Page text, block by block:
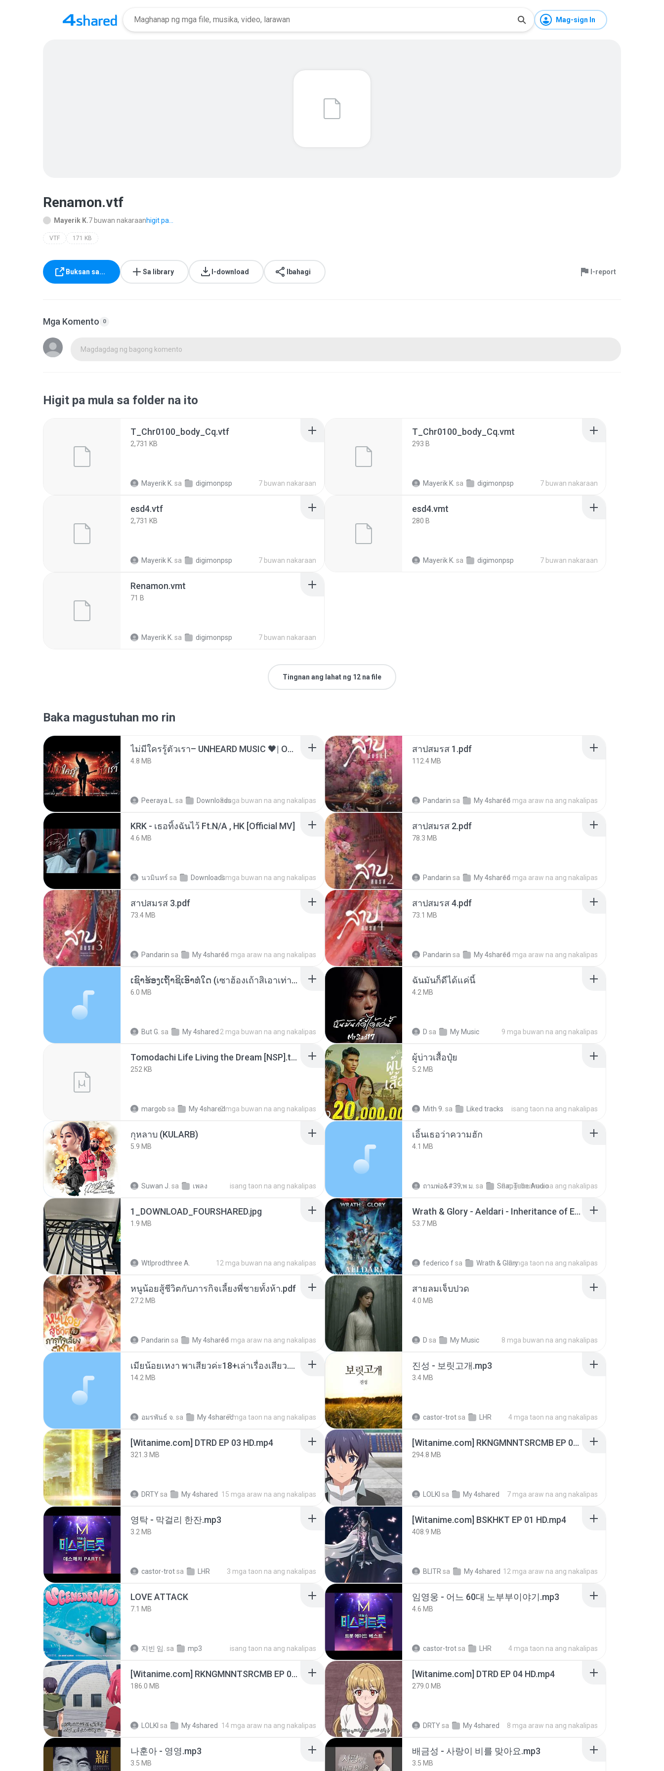
Mag-sign In
Renamon.vtf
Mayerik K.7 buwan nakaraanhigit pa...
VTF 171 KB
Buksan sa... Sa library I-download Ibahagi I-report
Mga Komento 0
Magdagdag ng bagong komento
Higit pa mula sa folder na ito
T_Chr0100_body_Cq.vtf
2,731 KB
Mayerik K. sa digimonpsp 7 buwan nakaraan
T_Chr0100_body_Cq.vmt
293 B
Mayerik K. sa digimonpsp 7 buwan nakaraan
esd4.vtf
2,731 KB
Mayerik K. sa digimonpsp 7 buwan nakaraan
esd4.vmt
280 B
Mayerik K. sa digimonpsp 7 buwan nakaraan
Renamon.vmt
71 B
Mayerik K. sa digimonpsp 7 buwan nakaraan
Tingnan ang lahat ng 12 na file
Baka magustuhan mo rin
ไม่มีใครรู้ตัวเรา– UNHEARD MUSIC 🖤| Official Lyric Video | เพลงสู้ชีวิต
4.8 MB
Peeraya L. sa Downloads3 mga buwan na ang nakalipas
สาปสมรส 1.pdf
112.4 MB
Pandarin sa My 4shared16 mga araw na ang nakalipas
KRK - เธอทิ้งฉันไว้ Ft.N/A , HK [Official MV]
4.6 MB
นวมินทร์ sa Downloads8 mga buwan na ang nakalipas
สาปสมรส 2.pdf
78.3 MB
Pandarin sa My 4shared16 mga araw na ang nakalipas
สาปสมรส 3.pdf
73.4 MB
Pandarin sa My 4shared16 mga araw na ang nakalipas
สาปสมรส 4.pdf
73.1 MB
Pandarin sa My 4shared16 mga araw na ang nakalipas
ເຊົາຮ້ອງເຖົ້າຊິເອົາທໍ່ໃດ (เซาฮ้องเถ้าสิเอาเท่าใด) ບຸນເກີດ ຫນູຫ່ວງ ft. ໂສພາ ຈຸນທະລາ
6.0 MB
But G. sa My 4shared 2 mga buwan na ang nakalipas
ฉันมันก็ดีได้แค่นี้
4.2 MB
D sa My Music 9 mga buwan na ang nakalipas
Tomodachi Life Living the Dream [NSP].torrent
252 KB
margob sa My 4shared2 mga buwan na ang nakalipas
ผู้บ่าวเสื้อปุ๋ย
5.2 MB
Mith 9. sa Liked tracks isang taon na ang nakalipas
กุหลาบ (KULARB)
5.9 MB
Suwan J. sa เพลง isang taon na ang nakalipas
เอิ้นเธอว่าความฮัก
4.1 MB
ถามพ่อ&#39;พ ม. sa SnapTube Audio
2 mga buwan na ang nakalipas
1_DOWNLOAD_FOURSHARED.jpg
1.9 MB
Wtlprodthree A. 12 mga buwan na ang nakalipas
Wrath & Glory - Aeldari - Inheritance of Embers.pdf
53.7 MB
federico fsa Wrath & Glory2 mga taon na ang nakalipas
หนูน้อยสู้ชีวิตกับภารกิจเลี้ยงพี่ชายทั้งห้า.pdf
27.2 MB
Pandarin sa My 4shared16 mga araw na ang nakalipas
สายลมเจ็บปวด
4.0 MB
D sa My Music 8 mga buwan na ang nakalipas
เมียน้อยเหงา พาเสียวค่ะ18+เล่าเรื่องเสียว.mp3
14.2 MB
อมรพันธ์ จ. sa My 4shared7 mga taon na ang nakalipas
진성 - 보릿고개.mp3
3.4 MB
castor-trotsa LHR 4 mga taon na ang nakalipas
[Witanime.com] DTRD EP 03 HD.mp4
321.3 MB
DRTYsa My 4shared 15 mga araw na ang nakalipas
[Witanime.com] RKNGMNNTSRCMB EP 06 HD.mp4
294.8 MB
LOLKI sa My 4shared 7 mga araw na ang nakalipas
영탁 - 막걸리 한잔.mp3
3.2 MB
castor-trotsa LHR 3 mga taon na ang nakalipas
[Witanime.com] BSKHKT EP 01 HD.mp4
408.9 MB
BLITR sa My 4shared 12 mga araw na ang nakalipas
LOVE ATTACK
7.1 MB
지빈 임. sa mp3 isang taon na ang nakalipas
임영웅 - 어느 60대 노부부이야기.mp3
4.6 MB
castor-trotsa LHR 4 mga taon na ang nakalipas
[Witanime.com] RKNGMNNTSRCMB EP 05 HD.mp4
186.0 MB
LOLKI sa My 4shared 14 mga araw na ang nakalipas
[Witanime.com] DTRD EP 04 HD.mp4
279.0 MB
DRTYsa My 4shared 8 mga araw na ang nakalipas
나훈아 - 영영.mp3
3.5 MB
배금성 - 사랑이 비를 맞아요.mp3
3.5 MB